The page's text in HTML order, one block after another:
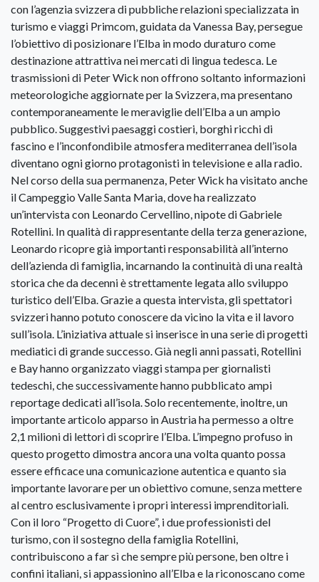
con l’agenzia svizzera di pubbliche relazioni specializzata in
turismo e viaggi Primcom, guidata da Vanessa Bay, persegue
l’obiettivo di posizionare l’Elba in modo duraturo come
destinazione attrattiva nei mercati di lingua tedesca. Le
trasmissioni di Peter Wick non offrono soltanto informazioni
meteorologiche aggiornate per la Svizzera, ma presentano
contemporaneamente le meraviglie dell’Elba a un ampio
pubblico. Suggestivi paesaggi costieri, borghi ricchi di
fascino e l’inconfondibile atmosfera mediterranea dell’isola
diventano ogni giorno protagonisti in televisione e alla radio.
Nel corso della sua permanenza, Peter Wick ha visitato anche
il Campeggio Valle Santa Maria, dove ha realizzato
un’intervista con Leonardo Cervellino, nipote di Gabriele
Rotellini. In qualità di rappresentante della terza generazione,
Leonardo ricopre già importanti responsabilità all’interno
dell’azienda di famiglia, incarnando la continuità di una realtà
storica che da decenni è strettamente legata allo sviluppo
turistico dell’Elba. Grazie a questa intervista, gli spettatori
svizzeri hanno potuto conoscere da vicino la vita e il lavoro
sull’isola. L’iniziativa attuale si inserisce in una serie di progetti
mediatici di grande successo. Già negli anni passati, Rotellini
e Bay hanno organizzato viaggi stampa per giornalisti
tedeschi, che successivamente hanno pubblicato ampi
reportage dedicati all’isola. Solo recentemente, inoltre, un
importante articolo apparso in Austria ha permesso a oltre
2,1 milioni di lettori di scoprire l’Elba. L’impegno profuso in
questo progetto dimostra ancora una volta quanto possa
essere efficace una comunicazione autentica e quanto sia
importante lavorare per un obiettivo comune, senza mettere
al centro esclusivamente i propri interessi imprenditoriali.
Con il loro “Progetto di Cuore”, i due professionisti del
turismo, con il sostegno della famiglia Rotellini,
contribuiscono a far sì che sempre più persone, ben oltre i
confini italiani, si appassionino all’Elba e la riconoscano come